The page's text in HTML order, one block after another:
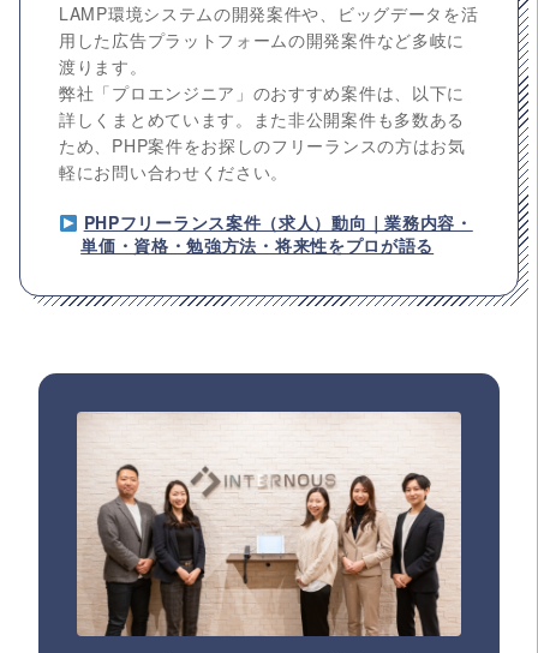
LAMP環境システムの開発案件や、ビッグデータを活
用した広告プラットフォームの開発案件など多岐に
渡ります。
弊社「プロエンジニア」のおすすめ案件は、以下に
詳しくまとめています。また非公開案件も多数ある
ため、PHP案件をお探しのフリーランスの方はお気
軽にお問い合わせください。
PHPフリーランス案件（求人）動向｜業務内容・
単価・資格・勉強方法・将来性をプロが語る